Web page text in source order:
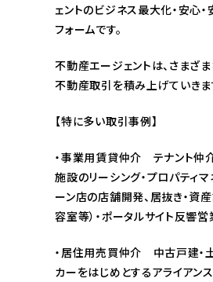
ェントのビジネス最大化・安心
フォームです。
不動産エージェントは、さまざ
不動産取引を積み上げていきま
【特に多い取引事例】
・事業用賃貸仲介 テナント仲
施設のリーシング・プロパティ
ーン店の店舗開発、居抜き・資
容室等）・ポータルサイト反響
・居住用売買仲介 中古戸建・
カーをはじめとするアライアン